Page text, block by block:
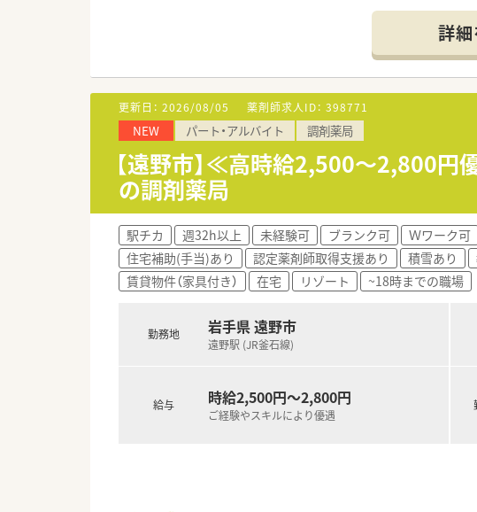
■開局時間は平日9時から18時までで土曜日
■余裕を持った人員配置を行っているため
■一方的な無理な異動はさせない方針を掲げ
【法人特徴について】
■岩手県に本社を構えて着実に店舗数を増や
■社長自らが手書きのカードとプレゼント
■各地域にエリアマネージャーを配置してお
詳
更新日： 2026/08/05 薬剤師求人ID： 398771
NEW パート・アルバイト 調剤薬局
【遠野市】≪高時給2,500～2,800
の調剤薬局
駅チカ 週32h以上 未経験可 ブランク可 Ｗワーク可
住宅補助(手当)あり
認定薬剤師取得支援あり 積雪あり
賃貸物件（家具付き）
在宅 リゾート ~18時までの職場
勤務地 岩手県 遠野市
遠野駅 (JR釜石線)
給与 時給2,500円～2,800円
ご経験やスキルにより優遇